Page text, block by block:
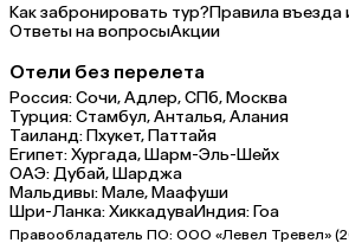
Как забронировать тур?Правила въезда
Ответы на вопросыАкции
Отели без перелета
Россия:Сочи,Адлер,СПб,Москва
Турция:Стамбул,Анталья,Алания
Таиланд:Пхукет,Паттайя
Египет:Хургада,Шарм-Эль-Шейх
ОАЭ:Дубай,Шарджа
Мальдивы:Мале,Маафуши
Шри-Ланка:ХиккадуваИндия:Гоа
Правообладатель ПО: ООО «Левел Тревел»